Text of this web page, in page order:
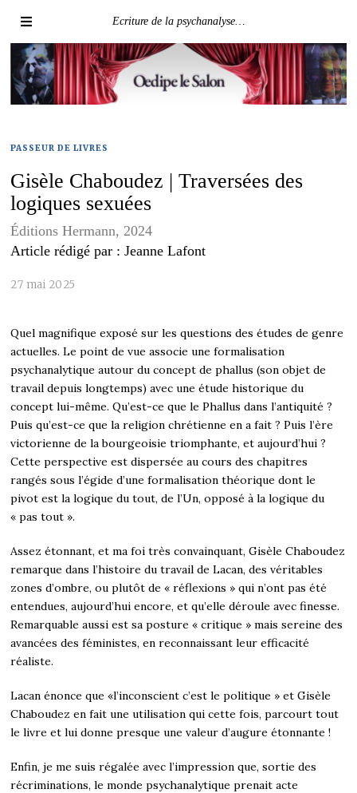
Ecriture de la psychanalyse…
PASSEUR DE LIVRES
Gisèle Chaboudez | Traversées des
logiques sexuées
Éditions Hermann, 2024
Article rédigé par : Jeanne Lafont
27 mai 2025
Quel magnifique exposé sur les questions des études de genre
actuelles. Le point de vue associe une formalisation
psychanalytique autour du concept de phallus (son objet de
travail depuis longtemps) avec une étude historique du
concept lui-même. Qu’est-ce que le Phallus dans l’antiquité ?
Puis qu’est-ce que la religion chrétienne en a fait ? Puis l’ère
victorienne de la bourgeoisie triomphante, et aujourd’hui ?
Cette perspective est dispersée au cours des chapitres
rangés sous l’égide d’une formalisation théorique dont le
pivot est la logique du tout, de l’Un, opposé à la logique du
« pas tout ».
Assez étonnant, et ma foi très convainquant, Gisèle Chaboudez
remarque dans l’histoire du travail de Lacan, des véritables
zones d’ombre, ou plutôt de « réflexions » qui n’ont pas été
entendues, aujourd’hui encore, et qu’elle déroule avec finesse.
Remarquable aussi est sa posture « critique » mais sereine des
avancées des féministes, en reconnaissant leur efficacité
réaliste.
Lacan énonce que «l’inconscient c’est le politique » et Gisèle
Chaboudez en fait une utilisation qui cette fois, parcourt tout
le livre et lui donne presque une valeur d’augure étonnante !
Enfin, je me suis régalée avec l’impression que, sortie des
récriminations, le monde psychanalytique prenait acte